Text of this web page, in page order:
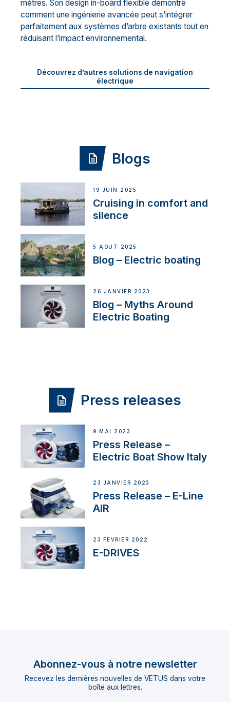
mètres. Son design in-board flexible démontre
comment une ingénierie avancée peut s’intégrer
parfaitement aux systèmes d’arbre existants tout en
réduisant l’impact environnemental.
Découvrez d’autres solutions de navigation
électrique
Blogs
19 JUIN 2025
Cruising in comfort and
silence
5 AOÛT 2025
Blog – Electric boating
26 JANVIER 2023
Blog – Myths Around
Electric Boating
Press releases
9 MAI 2023
Press Release –
Electric Boat Show Italy
23 JANVIER 2023
Press Release – E-Line
AIR
23 FÉVRIER 2022
E-DRIVES
Abonnez-vous à notre newsletter
Recevez les dernières nouvelles de VETUS dans votre
boîte aux lettres.